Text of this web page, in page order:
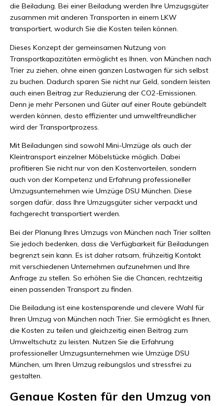
die Beiladung. Bei einer Beiladung werden Ihre Umzugsgüter
zusammen mit anderen Transporten in einem LKW
transportiert, wodurch Sie die Kosten teilen können.
Dieses Konzept der gemeinsamen Nutzung von
Transportkapazitäten ermöglicht es Ihnen, von München nach
Trier zu ziehen, ohne einen ganzen Lastwagen für sich selbst
zu buchen. Dadurch sparen Sie nicht nur Geld, sondern leisten
auch einen Beitrag zur Reduzierung der CO2-Emissionen.
Denn je mehr Personen und Güter auf einer Route gebündelt
werden können, desto effizienter und umweltfreundlicher
wird der Transportprozess.
Mit Beiladungen sind sowohl Mini-Umzüge als auch der
Kleintransport einzelner Möbelstücke möglich. Dabei
profitieren Sie nicht nur von den Kostenvorteilen, sondern
auch von der Kompetenz und Erfahrung professioneller
Umzugsunternehmen wie Umzüge DSU München. Diese
sorgen dafür, dass Ihre Umzugsgüter sicher verpackt und
fachgerecht transportiert werden.
Bei der Planung Ihres Umzugs von München nach Trier sollten
Sie jedoch bedenken, dass die Verfügbarkeit für Beiladungen
begrenzt sein kann. Es ist daher ratsam, frühzeitig Kontakt
mit verschiedenen Unternehmen aufzunehmen und Ihre
Anfrage zu stellen. So erhöhen Sie die Chancen, rechtzeitig
einen passenden Transport zu finden.
Die Beiladung ist eine kostensparende und clevere Wahl für
Ihren Umzug von München nach Trier. Sie ermöglicht es Ihnen,
die Kosten zu teilen und gleichzeitig einen Beitrag zum
Umweltschutz zu leisten. Nutzen Sie die Erfahrung
professioneller Umzugsunternehmen wie Umzüge DSU
München, um Ihren Umzug reibungslos und stressfrei zu
gestalten.
Genaue Kosten für den Umzug von